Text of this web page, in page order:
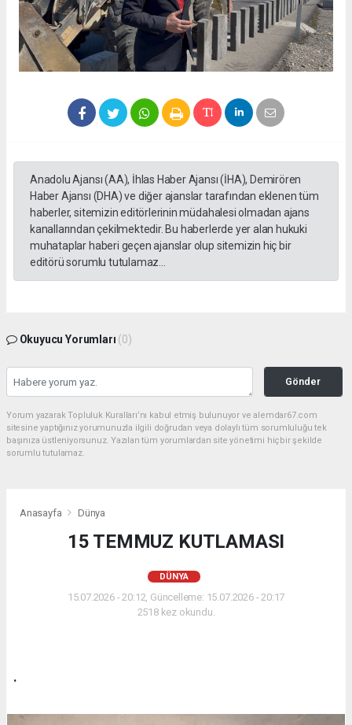
Anadolu Ajansı (AA), İhlas Haber Ajansı (İHA), Demirören
Haber Ajansı (DHA) ve diğer ajanslar tarafından eklenen tüm
haberler, sitemizin editörlerinin müdahalesi olmadan ajans
kanallarından çekilmektedir. Bu haberlerde yer alan hukuki
muhataplar haberi geçen ajanslar olup sitemizin hiç bir
editörü sorumlu tutulamaz...
Okuyucu Yorumları (0)
Gönder
Yorum yazarak Topluluk Kuralları’nı kabul etmiş bulunuyor ve alemdar67.com
sitesine yaptığınız yorumunuzla ilgili doğrudan veya dolaylı tüm sorumluluğu tek
başınıza üstleniyorsunuz. Yazılan tüm yorumlardan site yönetimi hiçbir şekilde
sorumlu tutulamaz.
Anasayfa Dünya
15 TEMMUZ KUTLAMASI
DÜNYA
15.07.2026 - 20:12, Güncelleme: 15.07.2026 - 20:17
2518 kez okundu.
.